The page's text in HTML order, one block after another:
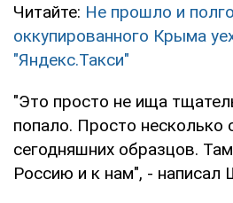
Читайте: Не прошло и
оккупированного Крыма
"Яндекс.Такси"
"Это просто не ища
попало. Просто несколько
сегодняшних образцов.
Россию и к нам", -